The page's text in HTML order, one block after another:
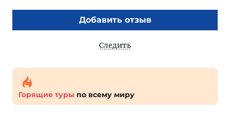
Добавить отзыв
Следить
Горящие туры по всему миру